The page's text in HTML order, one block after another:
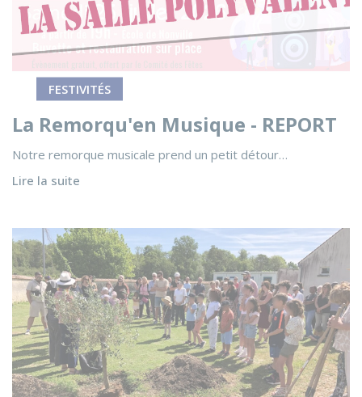
FESTIVITÉS
La Remorqu'en Musique - REPORT
Notre remorque musicale prend un petit détour…
Lire la suite
Voir l'actualité Plantation d’un olivier en hommage à